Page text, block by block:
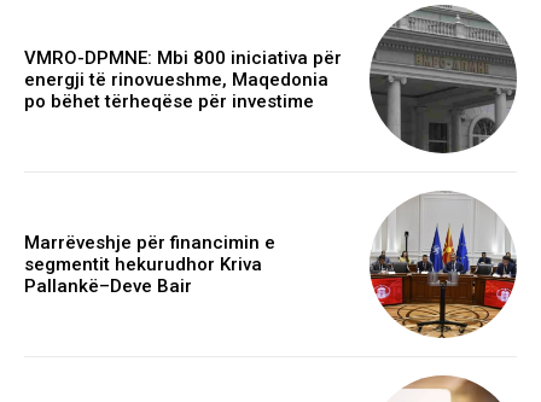
VMRO-DPMNE: Mbi 800 iniciativa për
energji të rinovueshme, Maqedonia
po bëhet tërheqëse për investime
Marrëveshje për financimin e
segmentit hekurudhor Kriva
Pallankë–Deve Bair